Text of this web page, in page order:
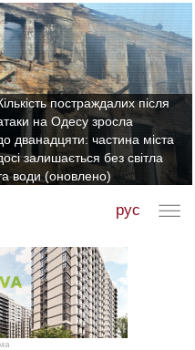
постраждалих після
на Одесу зросла
дванадцяти: частина міста
залишається без світла
води (оновлено)
рус